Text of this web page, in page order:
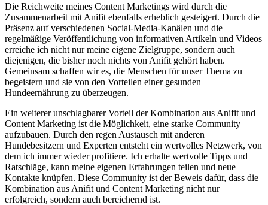
Die Reichweite meines Content Marketings wird durch die
Zusammenarbeit mit Anifit ebenfalls erheblich gesteigert. Durch die
Präsenz auf verschiedenen Social-Media-Kanälen und die
regelmäßige Veröffentlichung von informativen Artikeln und Videos
erreiche ich nicht nur meine eigene Zielgruppe, sondern auch
diejenigen, die bisher noch nichts von Anifit gehört haben.
Gemeinsam schaffen wir es, die Menschen für unser Thema zu
begeistern und sie von den Vorteilen einer gesunden
Hundeernährung zu überzeugen.
Ein weiterer unschlagbarer Vorteil der Kombination aus Anifit und
Content Marketing ist die Möglichkeit, eine starke Community
aufzubauen. Durch den regen Austausch mit anderen
Hundebesitzern und Experten entsteht ein wertvolles Netzwerk, von
dem ich immer wieder profitiere. Ich erhalte wertvolle Tipps und
Ratschläge, kann meine eigenen Erfahrungen teilen und neue
Kontakte knüpfen. Diese Community ist der Beweis dafür, dass die
Kombination aus Anifit und Content Marketing nicht nur
erfolgreich, sondern auch bereichernd ist.